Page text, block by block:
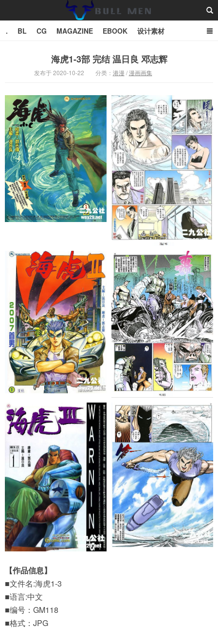
Bull Man斗牛士
. BL CG MAGAZINE EBOOK 设计素材
海虎1-3部 完结 温日良 邓志辉
发布于 2020-10-22 分类： 港漫 /漫画画集
【作品信息】
■文件名:海虎1-3
■语言:中文
■编号：GM118
■格式：JPG